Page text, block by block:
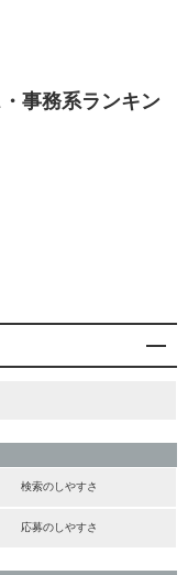
事務系ランキン
検索のしやすさ
応募のしやすさ